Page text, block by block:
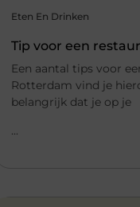
Eten En Drinken
Tip voor een
Een aantal tips voor
Rotterdam vind je
belangrijk dat je op je